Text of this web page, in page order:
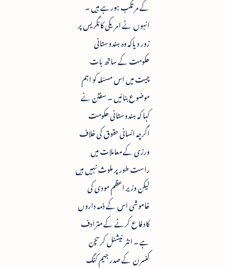
کے مرتکب ہورہے ہیں ۔
انہوں نے امریکی کانگریس پر
زور دیاکہ وہ ہندوستانی
حکومت کے ساتھ بات
چیت میں اس مسئلہ کو اہم
موضوع بنائیں ۔ سفٹن نے
کہا کہ ہندوستانی حکومت
اگرچہ انسانی حقوق کی خلاف
ورزی کے معاملات میں
راست طور پر ملوث نہیں ہیں
لیکن وزیر اعظم مودی کی
خاموشی اس کے ذمہ داروں
کاد فاع کرنے کے مترادف
ہے ۔ انٹر نیشنل کرسچن
کنسرن کے صدر جیم کنگ